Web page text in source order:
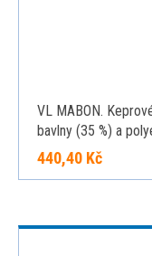
VL MABON.
bavlny (35 %) a
440,40 Kč